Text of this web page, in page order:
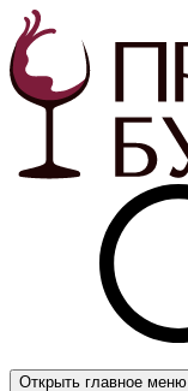
Открыть главное меню